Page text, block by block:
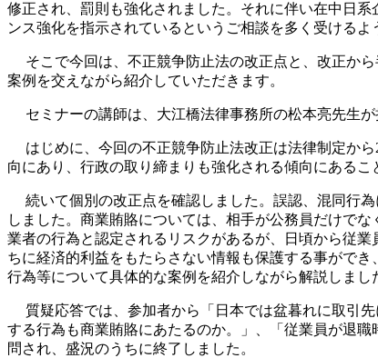
修正され、罰則も強化されました。それに伴い在中日
ンス強化を指示されているというご相談を多く受けるよ
そこで今回は、不正競争防止法の改正点と、改正か
案例を交えながら紹介していただきます。
セミナーの講師は、大江橋法律事務所の松本亮先生
はじめに、今回の不正競争防止法改正は法律制定か
向にあり、行政の取り締まりも強化される傾向にあるこ
続いて個別の改正点を確認しました。誤認、混同行
しました。商業賄賂については、相手が公務員だけで
業者の行為と認定されるリスクがあるが、日頃から従
ちに経済的利益をもたらさない情報も保護する事がで
行為等について具体的な案例を紹介しながら解説しまし
質疑応答では、参加者から「日本では盆暮れに取引
する行為も商業賄賂にあたるのか。」、「従業員が退
問され、盛況のうちに終了しました。